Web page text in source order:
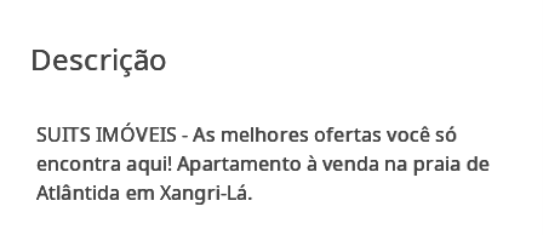
Descrição
SUITS IMÓVEIS - As melhores ofertas você só
encontra aqui! Apartamento à venda na praia de
Atlântida em Xangri-Lá.